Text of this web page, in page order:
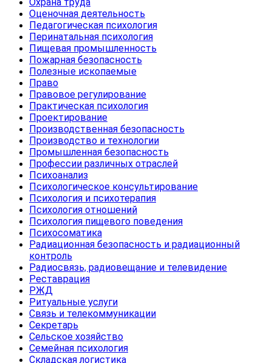
Оценочная деятельность
Педагогическая психология
Перинатальная психология
Пищевая промышленность
Пожарная безопасность
Полезные ископаемые
Право
Правовое регулирование
Практическая психология
Проектирование
Производственная безопасность
Производство и технологии
Промышленная безопасность
Профессии различных отраслей
Психоанализ
Психологическое консультирование
Психология и психотерапия
Психология отношений
Психология пищевого поведения
Психосоматика
Радиационная безопасность и радиационный
контроль
Радиосвязь, радиовещание и телевидение
Реставрация
РЖД
Ритуальные услуги
Связь и телекоммуникации
Секретарь
Сельское хозяйство
Семейная психология
Складская логистика